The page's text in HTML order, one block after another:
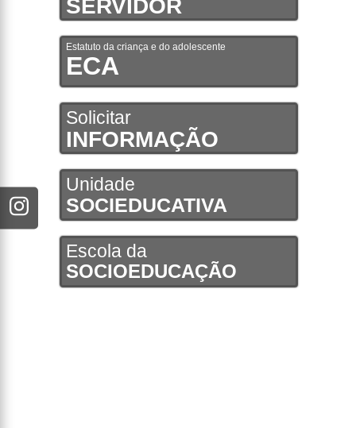
SERVIDOR
Estatuto da criança e do adolescente
ECA
Solicitar
INFORMAÇÃO
Unidade
SOCIEDUCATIVA
Escola da
SOCIOEDUCAÇÃO